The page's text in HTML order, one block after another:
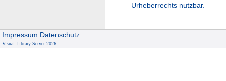
Urheberrechts nutzbar.
Impressum Datenschutz
Visual Library Server 2026